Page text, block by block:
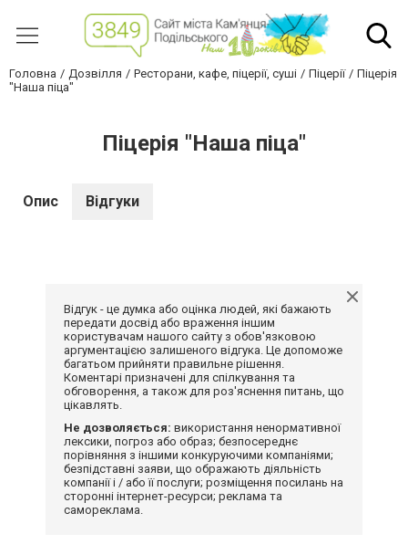
Головна Дозвілля Ресторани, кафе, піцерії, суші Піцерії
Піцерія
"Наша піца"
Піцерія "Наша піца"
Опис Відгуки
Відгук - це думка або оцінка людей, які бажають
передати досвід або враження іншим
користувачам нашого сайту з обов'язковою
аргументацією залишеного відгука. Це допоможе
багатьом прийняти правильне рішення.
Коментарі призначені для спілкування та
обговорення, а також для роз'яснення питань, що
цікавлять.
Не дозволяється: використання ненормативної
лексики, погроз або образ; безпосереднє
порівняння з іншими конкуруючими компаніями;
безпідставні заяви, що ображають діяльність
компанії і / або її послуги; розміщення посилань на
сторонні інтернет-ресурси; реклама та
самореклама.